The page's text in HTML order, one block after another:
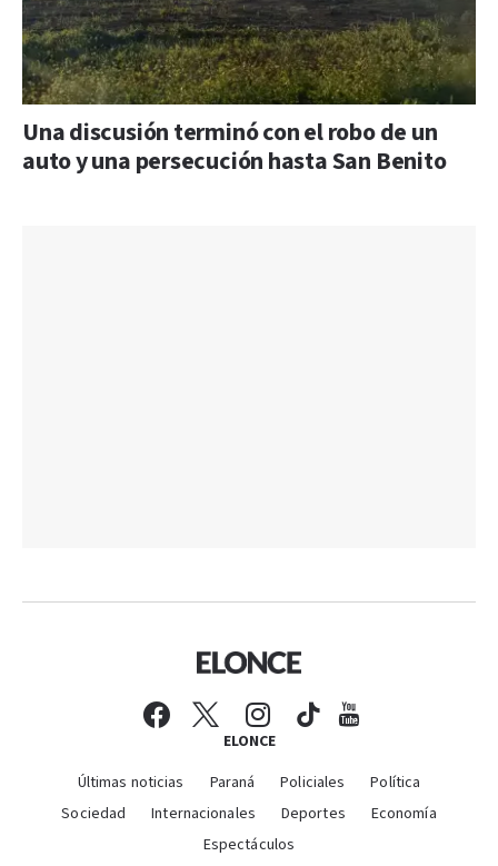
Una discusión terminó con el robo de un
auto y una persecución hasta San Benito
ELONCE
Últimas noticias Paraná Policiales
Política
Sociedad
Internacionales Deportes
Economía
Espectáculos